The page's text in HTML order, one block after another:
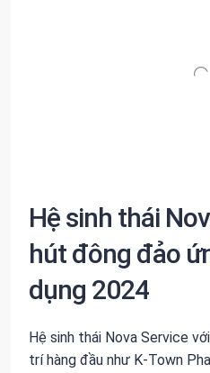
Hệ sinh thái
hút đông đảo
dụng 2024
Hệ sinh thái Nova Service
trí hàng đầu như K-Town